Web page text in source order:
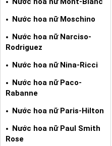
Nước hoa nữ Moschino
Nước hoa nữ Narciso-
Rodriguez
Nước hoa nữ Nina-Ricci
Nước hoa nữ Paco-
Rabanne
Nước hoa nữ Paris-Hilton
Nước hoa nữ Paul Smith
Rose